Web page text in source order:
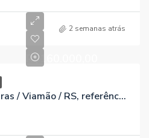
2 semanas atrás
R$160.000,00
Terreno em Águas Claras / Viamão / RS, referência 649